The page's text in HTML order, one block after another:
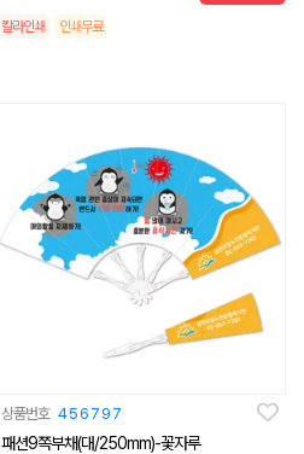
칼라인쇄 인쇄무료
상품번호 456797
패션9쪽부채(대/250mm)-꽃자루